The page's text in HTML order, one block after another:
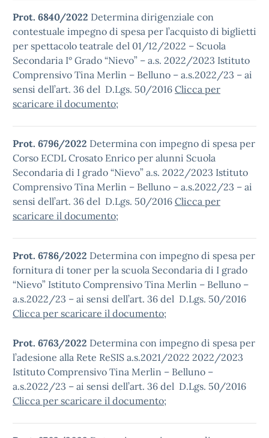
Prot. 6840/2022 Determina dirigenziale con
contestuale impegno di spesa per l’acquisto di biglietti
per spettacolo teatrale del 01/12/2022 – Scuola
Secondaria I° Grado “Nievo” – a.s. 2022/2023 Istituto
Comprensivo Tina Merlin – Belluno – a.s.2022/23 – ai
sensi dell’art. 36 del D.Lgs. 50/2016 Clicca per
scaricare il documento;
Prot. 6796/2022 Determina con impegno di spesa per
Corso ECDL Crosato Enrico per alunni Scuola
Secondaria di I grado “Nievo” a.s. 2022/2023 Istituto
Comprensivo Tina Merlin – Belluno – a.s.2022/23 – ai
sensi dell’art. 36 del D.Lgs. 50/2016 Clicca per
scaricare il documento;
Prot. 6786/2022 Determina con impegno di spesa per
fornitura di toner per la scuola Secondaria di I grado
“Nievo” Istituto Comprensivo Tina Merlin – Belluno –
a.s.2022/23 – ai sensi dell’art. 36 del D.Lgs. 50/2016
Clicca per scaricare il documento;
Prot. 6763/2022 Determina con impegno di spesa per
l’adesione alla Rete ReSIS a.s.2021/2022 2022/2023
Istituto Comprensivo Tina Merlin – Belluno –
a.s.2022/23 – ai sensi dell’art. 36 del D.Lgs. 50/2016
Clicca per scaricare il documento;